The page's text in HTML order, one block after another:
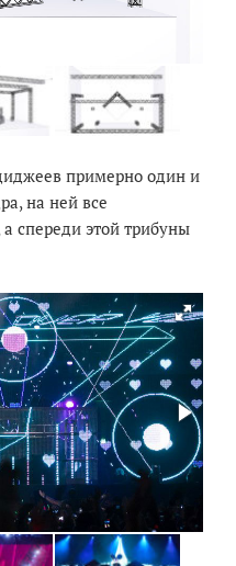
примерно один и
на ней все
спереди этой трибуны